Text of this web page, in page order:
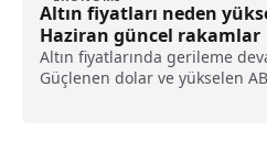
Altın fiyatları neden
Haziran güncel rakamlar
Altın fiyatlarında gerileme
Güçlenen dolar ve yükselen